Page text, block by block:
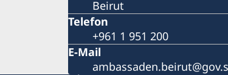
Beirut
Telefon
+961 1 951 200
E-Mail